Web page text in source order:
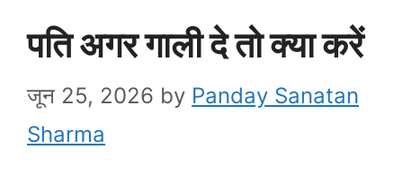
पति अगर गाली दे तो क्या करें
जून 25, 2026 by Panday Sanatan
Sharma